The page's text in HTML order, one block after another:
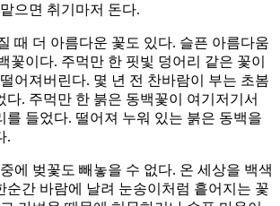
으면 취기마저 돈다.
때 더 아름다운 꽃도 있다. 슬픈 아름다움
꽃이다. 주먹만 한 핏빛 덩어리 같은 꽃이
어져버린다. 몇 년 전 찬바람이 부는 초봄
다. 주먹만 한 붉은 동백꽃이 여기저기서
를 들었다. 떨어져 누워 있는 붉은 동백을
.
에 벚꽃도 빼놓을 수 없다. 온 세상을 백색
순간 바람에 날려 눈송이처럼 흩어지는 꽃